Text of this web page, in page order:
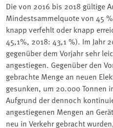
Die von 2016 bis 2018 gültige
Mindestsammelquote von 45
knapp verfehlt oder knapp
45,1%, 2018: 43,1 %). Im Jahr
gegenüber dem Vorjahr sehr
angestiegen. Gegenüber den
gebrachte Menge an neuen
gesunken, um 20.000 Tonnen
Aufgrund der dennoch
angestiegenen Mengen an
neu in Verkehr gebracht